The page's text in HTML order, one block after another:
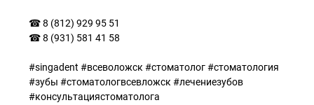
☎ 8 (812) 929 95 51
☎ 8 (931) 581 41 58
#singadent #всеволожск #стоматолог #стоматология
#зубы #стоматологвсевложск #лечениезубов
#консультациястоматолога